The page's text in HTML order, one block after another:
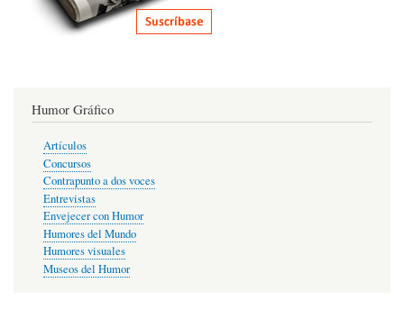
Humor Gráfico
Artículos
Concursos
Contrapunto a dos voces
Entrevistas
Envejecer con Humor
Humores del Mundo
Humores visuales
Museos del Humor